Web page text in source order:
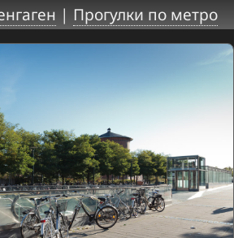
| Прогулки по метро